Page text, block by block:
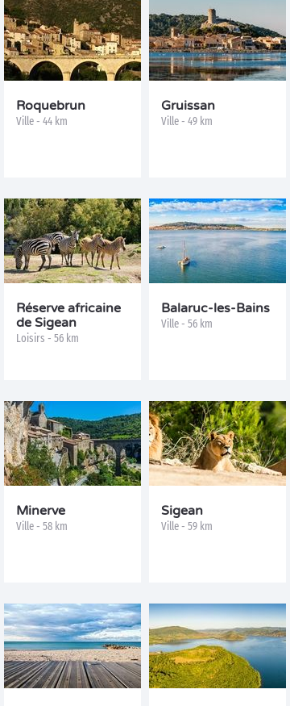
Roquebrun
Ville - 44 km
Gruissan
Ville - 49 km
Réserve africaine
de Sigean
Loisirs - 56 km
Balaruc-les-Bains
Ville - 56 km
Minerve
Ville - 58 km
Sigean
Ville - 59 km